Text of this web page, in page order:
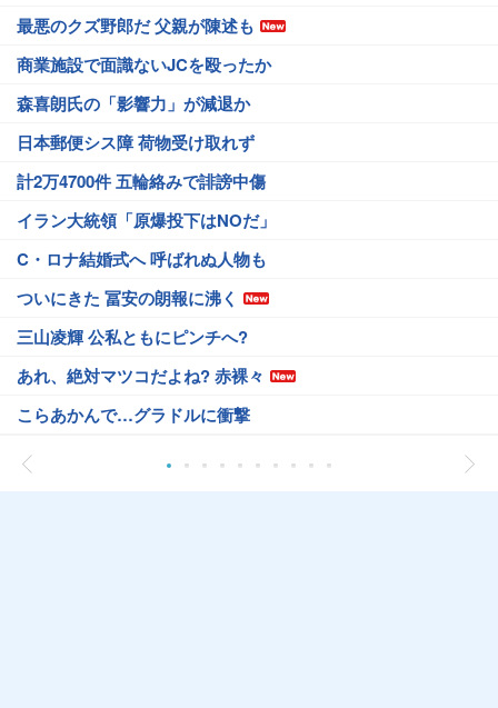
最悪のクズ野郎だ 父親が陳述も
商業施設で面識ないJCを殴ったか
森喜朗氏の「影響力」が減退か
日本郵便シス障 荷物受け取れず
計2万4700件 五輪絡みで誹謗中傷
イラン大統領「原爆投下はNOだ」
C・ロナ結婚式へ 呼ばれぬ人物も
ついにきた 冨安の朗報に沸く
三山凌輝 公私ともにピンチへ?
あれ、絶対マツコだよね? 赤裸々
こらあかんで…グラドルに衝撃